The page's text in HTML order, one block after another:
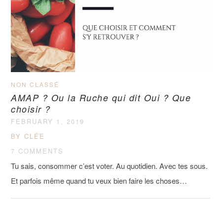
NON CLASSÉ
AMAP ? Ou la Ruche qui dit Oui ? Que
choisir ?
FEBRUARY 1, 2019
BY CLÉE
7 COMMENTS
Tu sais, consommer c’est voter. Au quotidien. Avec tes sous.
Et parfois même quand tu veux bien faire les choses…